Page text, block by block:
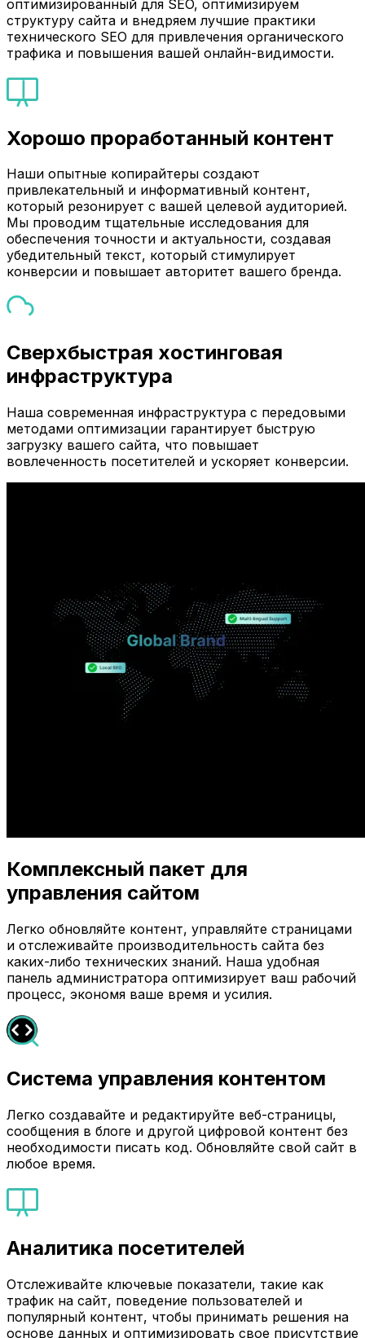
оптимизированный для SEO, оптимизируем
структуру сайта и внедряем лучшие практики
технического SEO для привлечения органического
трафика и повышения вашей онлайн-видимости.
Хорошо проработанный контент
Наши опытные копирайтеры создают
привлекательный и информативный контент,
который резонирует с вашей целевой аудиторией.
Мы проводим тщательные исследования для
обеспечения точности и актуальности, создавая
убедительный текст, который стимулирует
конверсии и повышает авторитет вашего бренда.
Сверхбыстрая хостинговая
инфраструктура
Наша современная инфраструктура с передовыми
методами оптимизации гарантирует быструю
загрузку вашего сайта, что повышает
вовлеченность посетителей и ускоряет конверсии.
Комплексный пакет для
управления сайтом
Легко обновляйте контент, управляйте страницами
и отслеживайте производительность сайта без
каких-либо технических знаний. Наша удобная
панель администратора оптимизирует ваш рабочий
процесс, экономя ваше время и усилия.
Система управления контентом
Легко создавайте и редактируйте веб-страницы,
сообщения в блоге и другой цифровой контент без
необходимости писать код. Обновляйте свой сайт в
любое время.
Аналитика посетителей
Отслеживайте ключевые показатели, такие как
трафик на сайт, поведение пользователей и
популярный контент, чтобы принимать решения на
основе данных и оптимизировать свое присутствие